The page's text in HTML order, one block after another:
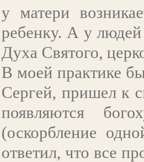
у матери
ребенку. А у
Духа Святого,
В моей практике
Сергей, пришел к
появляются
(оскорбление
ответил, что все